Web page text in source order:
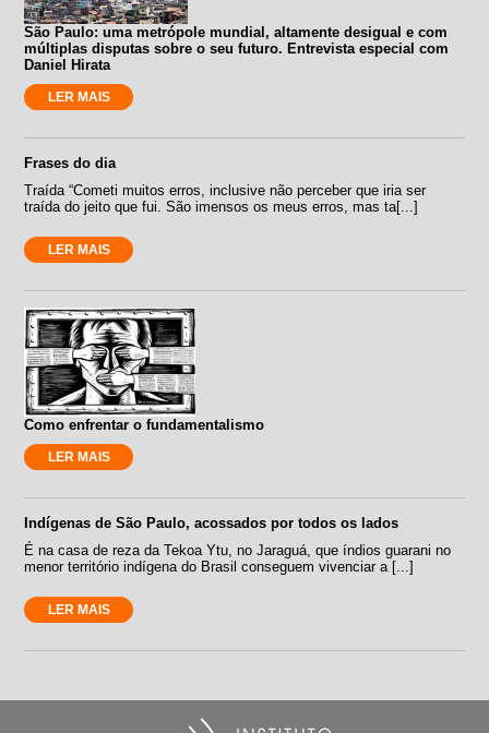
São Paulo: uma metrópole mundial, altamente desigual e com
múltiplas disputas sobre o seu futuro. Entrevista especial com
Daniel Hirata
LER MAIS
Frases do dia
Traída “Cometi muitos erros, inclusive não perceber que iria ser
traída do jeito que fui. São imensos os meus erros, mas ta[...]
LER MAIS
Como enfrentar o fundamentalismo
LER MAIS
Indígenas de São Paulo, acossados por todos os lados
É na casa de reza da Tekoa Ytu, no Jaraguá, que índios guarani no
menor território indígena do Brasil conseguem vivenciar a [...]
LER MAIS